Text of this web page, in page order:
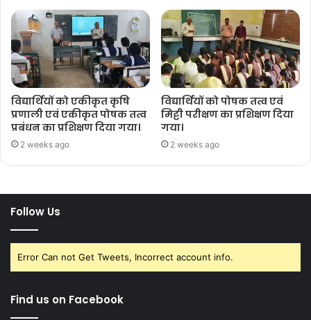
विद्यार्थियों को एकीकृत कृषि
प्रणाली एवं एकीकृत पोषक तत्व
प्रबंधन का प्रशिक्षण दिया गया।
2 weeks ago
विद्यार्थियों को पोषक तत्व एवं
मिट्टी परीक्षण का प्रशिक्षण दिया
गया।
2 weeks ago
Follow Us
Error Can not Get Tweets, Incorrect account info.
Find us on Facebook